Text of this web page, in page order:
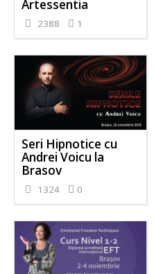
Artessentia
2388 1
Seri Hipnotice cu
Andrei Voicu la
Brasov
1324 0